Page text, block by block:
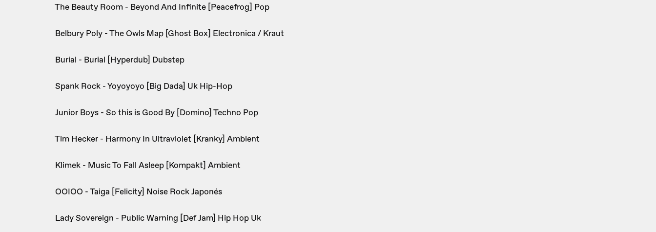
The Beauty Room - Beyond And Infinite [Peacefrog] Pop
Belbury Poly - The Owls Map [Ghost Box] Electronica / Kraut
Burial - Burial [Hyperdub] Dubstep
Spank Rock - Yoyoyoyo [Big Dada] Uk Hip-Hop
Junior Boys - So this is Good By [Domino] Techno Pop
Tim Hecker - Harmony In Ultraviolet [Kranky] Ambient
Klimek - Music To Fall Asleep [Kompakt] Ambient
OOIOO - Taiga [Felicity] Noise Rock Japonés
Lady Sovereign - Public Warning [Def Jam] Hip Hop Uk